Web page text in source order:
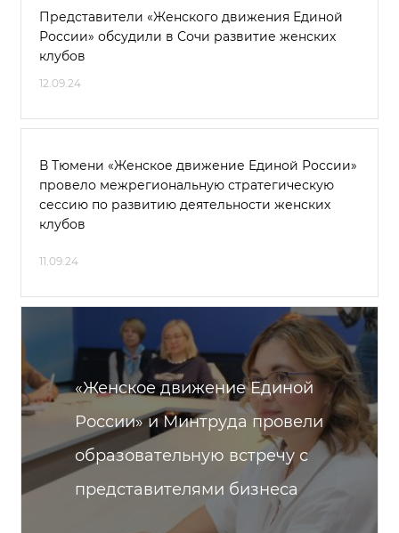
Представители «Женского движения Единой
России» обсудили в Сочи развитие женских
клубов
12.09.24
В Тюмени «Женское движение Единой России»
провело межрегиональную стратегическую
сессию по развитию деятельности женских
клубов
11.09.24
«Женское движение Единой
России» и Минтруда провели
образовательную встречу с
представителями бизнеса